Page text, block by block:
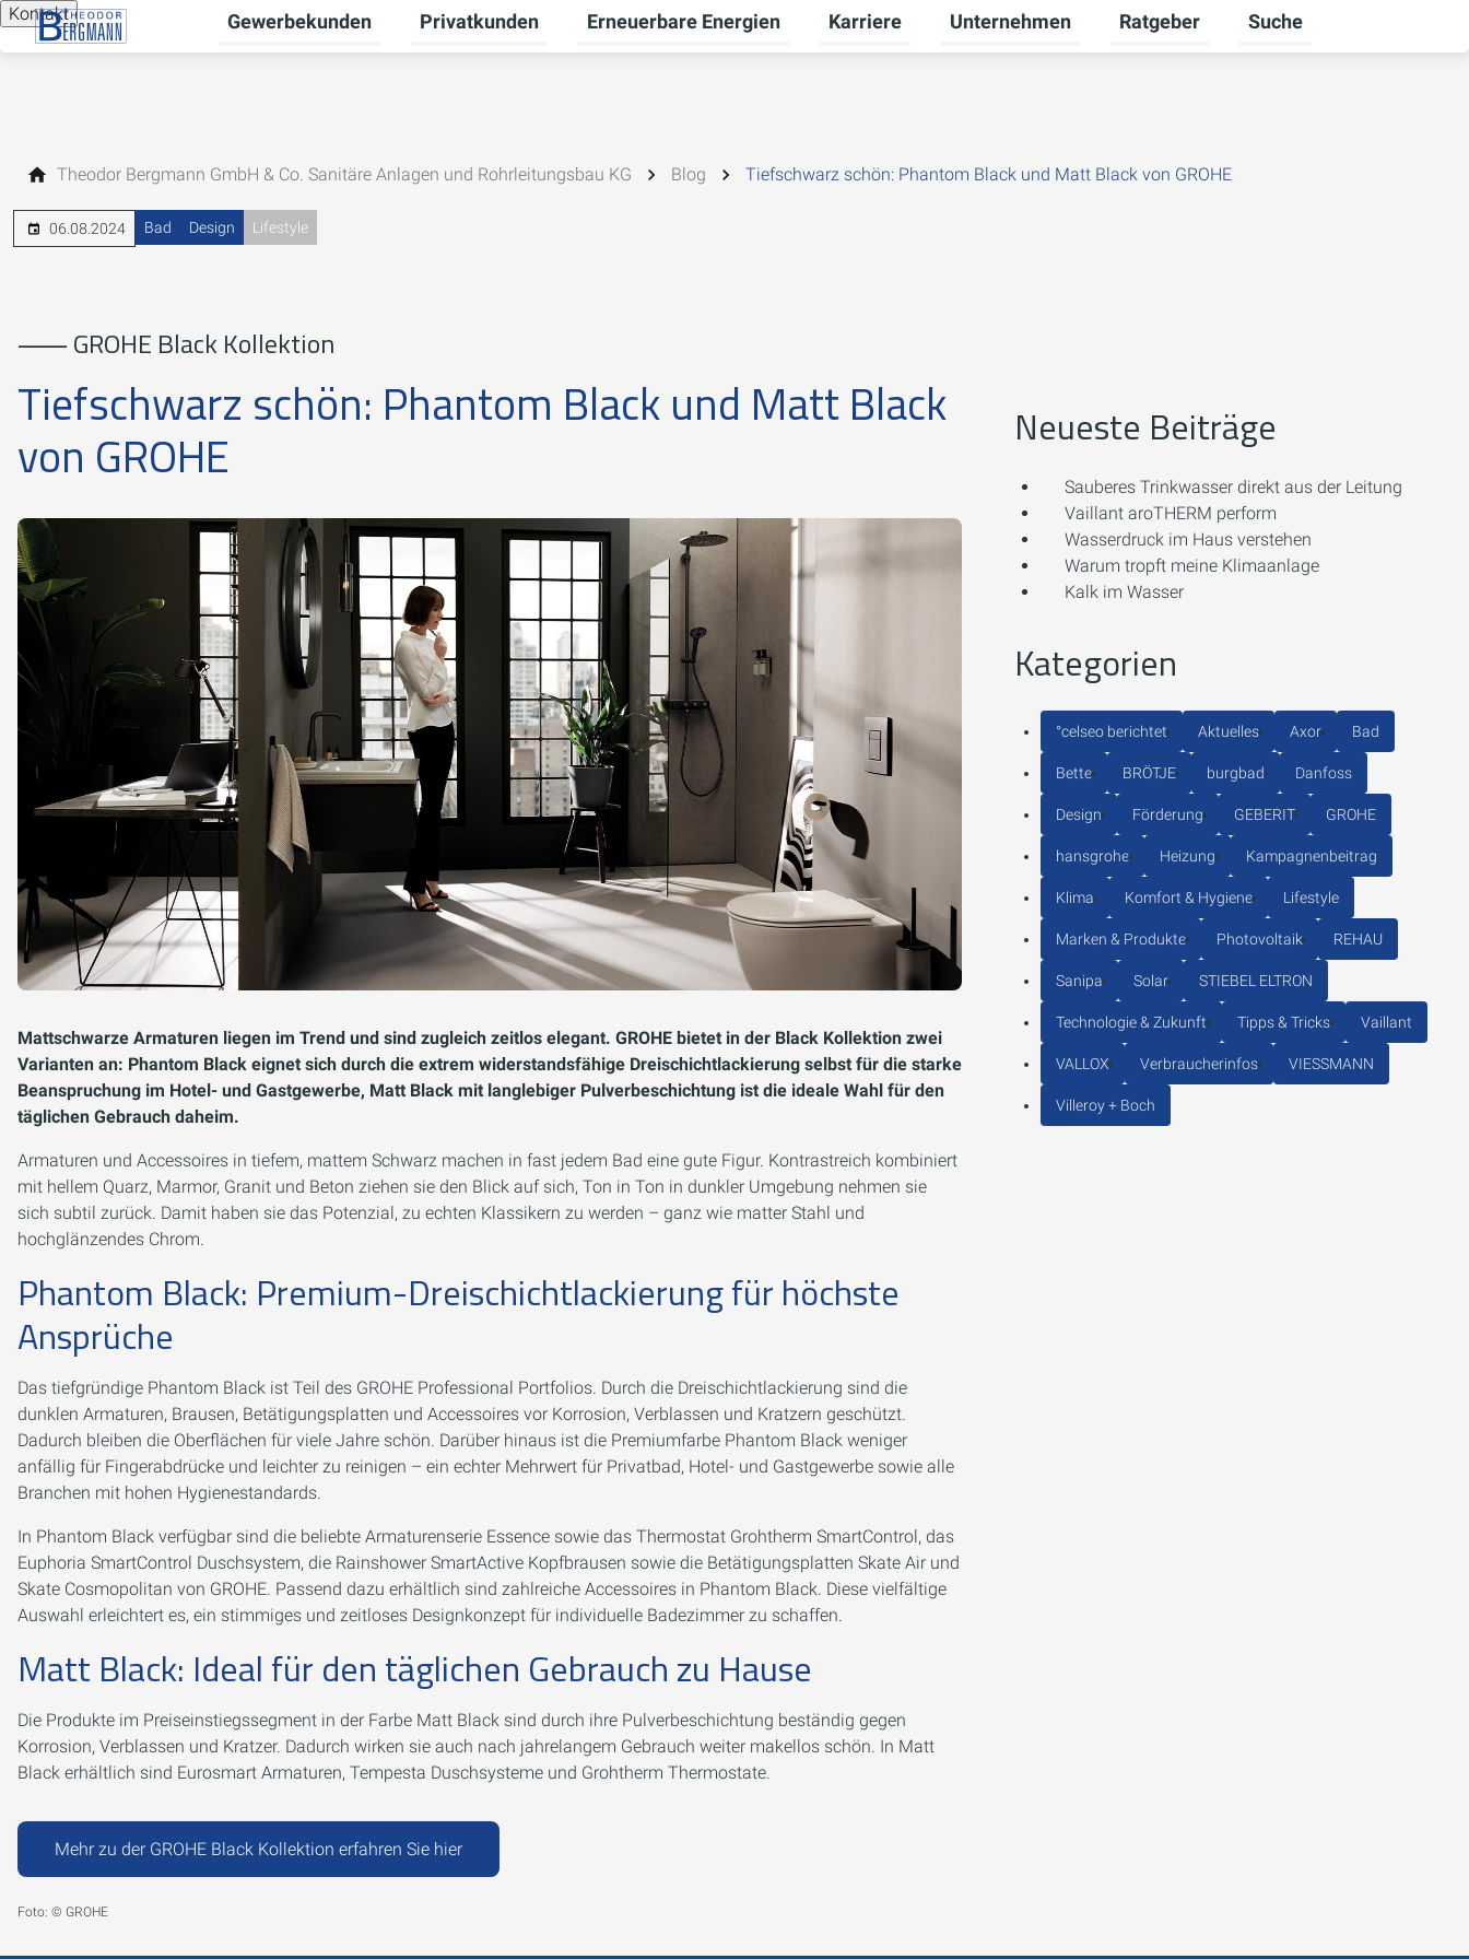
Kontakt Gewerbekunden
Untermenü für Gewerbekunden umschalten
Privatkunden
Untermenü für Privatkunden umschalten
Erneuerbare Energien
Untermenü für Erneuerbare Energien umschalten
Karriere
Untermenü für Karriere umschalten
Unternehmen
Untermenü für Unternehmen umschalten
Ratgeber
Untermenü für Ratgeber
Suche
Theodor Bergmann GmbH & Co. Sanitäre Anlagen und Rohrleitungsbau KG Blog Tiefschwarz schön: Phantom Black und Matt Black von GROHE
06.08.2024 Bad Design Lifestyle
⸺ GROHE Black Kollektion
Tiefschwarz schön: Phantom Black und Matt Black
von GROHE
Mattschwarze Armaturen liegen im Trend und sind zugleich zeitlos elegant. GROHE bietet in der Black Kollektion zwei
Varianten an: Phantom Black eignet sich durch die extrem widerstandsfähige Dreischichtlackierung selbst für die starke
Beanspruchung im Hotel- und Gastgewerbe, Matt Black mit langlebiger Pulverbeschichtung ist die ideale Wahl für den
täglichen Gebrauch daheim.
Armaturen und Accessoires in tiefem, mattem Schwarz machen in fast jedem Bad eine gute Figur. Kontrastreich kombiniert
mit hellem Quarz, Marmor, Granit und Beton ziehen sie den Blick auf sich, Ton in Ton in dunkler Umgebung nehmen sie
sich subtil zurück. Damit haben sie das Potenzial, zu echten Klassikern zu werden – ganz wie matter Stahl und
hochglänzendes Chrom.
Phantom Black: Premium-Dreischichtlackierung für höchste
Ansprüche
Das tiefgründige Phantom Black ist Teil des GROHE Professional Portfolios. Durch die Dreischichtlackierung sind die
dunklen Armaturen, Brausen, Betätigungsplatten und Accessoires vor Korrosion, Verblassen und Kratzern geschützt.
Dadurch bleiben die Oberflächen für viele Jahre schön. Darüber hinaus ist die Premiumfarbe Phantom Black weniger
anfällig für Fingerabdrücke und leichter zu reinigen – ein echter Mehrwert für Privatbad, Hotel- und Gastgewerbe sowie alle
Branchen mit hohen Hygienestandards.
In Phantom Black verfügbar sind die beliebte Armaturenserie Essence sowie das Thermostat Grohtherm SmartControl, das
Euphoria SmartControl Duschsystem, die Rainshower SmartActive Kopfbrausen sowie die Betätigungsplatten Skate Air und
Skate Cosmopolitan von GROHE. Passend dazu erhältlich sind zahlreiche Accessoires in Phantom Black. Diese vielfältige
Auswahl erleichtert es, ein stimmiges und zeitloses Designkonzept für individuelle Badezimmer zu schaffen.
Matt Black: Ideal für den täglichen Gebrauch zu Hause
Die Produkte im Preiseinstiegssegment in der Farbe Matt Black sind durch ihre Pulverbeschichtung beständig gegen
Korrosion, Verblassen und Kratzer. Dadurch wirken sie auch nach jahrelangem Gebrauch weiter makellos schön. In Matt
Black erhältlich sind Eurosmart Armaturen, Tempesta Duschsysteme und Grohtherm Thermostate.
Mehr zu der GROHE Black Kollektion erfahren Sie hier
Foto: © GROHE
Neueste Beiträge
Sauberes Trinkwasser direkt aus der Leitung
Vaillant aroTHERM perform
Wasserdruck im Haus verstehen
Warum tropft meine Klimaanlage
Kalk im Wasser
Kategorien
°celseo berichtet Aktuelles Axor Bad
Bette BRÖTJE burgbad Danfoss
Design Förderung GEBERIT GROHE
hansgrohe Heizung Kampagnenbeitrag
Klima Komfort & Hygiene Lifestyle
Marken & Produkte Photovoltaik REHAU
Sanipa Solar STIEBEL ELTRON
Technologie & Zukunft Tipps & Tricks Vaillant
VALLOX Verbraucherinfos VIESSMANN
Villeroy + Boch